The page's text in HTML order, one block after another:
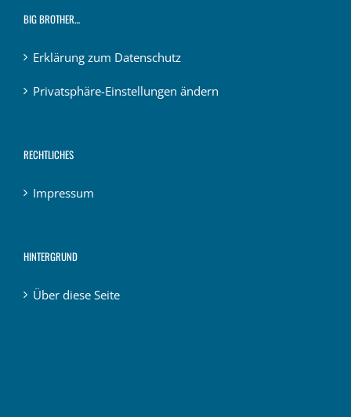
BIG BROTHER…
Erklärung zum Datenschutz
Privatsphäre-Einstellungen ändern
RECHTLICHES
Impressum
HINTERGRUND
Über diese Seite